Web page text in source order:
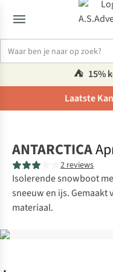
⛺️ 15%
Laatste
ANTARCTICA
2 reviews
Isolerende snowboot
sneeuw en ijs. Gemaakt
materiaal.